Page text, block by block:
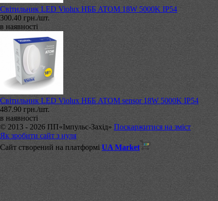
Світильник LED Violux НББ ATOM 18W 5000K IP54
300.40 грн./шт.
в наявності
Світильник LED Violux НББ ATOM sensor 18W 5000K IP54
487.90 грн./шт.
в наявності
© 2013 - 2026 ПП«Імпульс-Захід» Поскаржитися на зміст
Як зробити сайт з нуля
Сайт створений на платформі UA Market